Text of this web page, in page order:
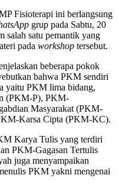
Fisioterapi ini berlangsung
grup pada Sabtu, 20
salah satu pemantik yang
pada workshop tersebut.
beberapa pokok
bahwa PKM sendiri
yaitu PKM lima bidang,
(PKM-P), PKM-
Masyarakat (PKM-
Karsa Cipta (PKM-KC).
Karya Tulis yang terdiri
PKM-Gagasan Tertulis
juga menyampaikan
PKM yakni mengenai